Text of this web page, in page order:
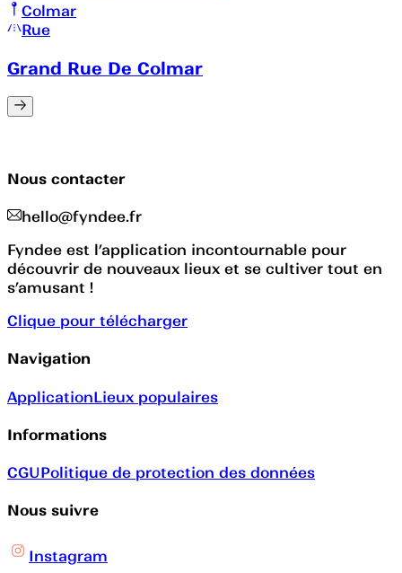
Colmar
Rue
Grand Rue De Colmar
Nous contacter
hello@fyndee.fr
Fyndee est l’application incontournable pour
découvrir de nouveaux lieux et se cultiver tout en
s’amusant !
Clique pour télécharger
Navigation
ApplicationLieux populaires
Informations
CGUPolitique de protection des données
Nous suivre
Instagram